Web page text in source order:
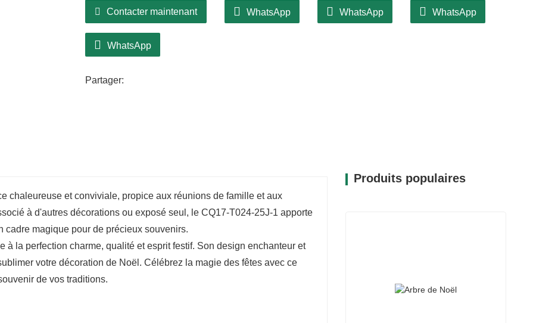
simple objet décoratif ; il est conçu pour durer pendant plusieurs fêtes. Le soin
choix dans toute décoration festive. Ses couleurs riches et son design dynamique
Noël.
Contacter maintenant WhatsApp WhatsApp WhatsApp
WhatsApp
Partager:
chaleureuse et conviviale, propice aux réunions de famille et aux
à d'autres décorations ou exposé seul, le CQ17-T024-25J-1 apporte
cadre magique pour de précieux souvenirs.
à la perfection charme, qualité et esprit festif. Son design enchanteur et
votre décoration de Noël. Célébrez la magie des fêtes avec ce
de vos traditions.
Produits populaires